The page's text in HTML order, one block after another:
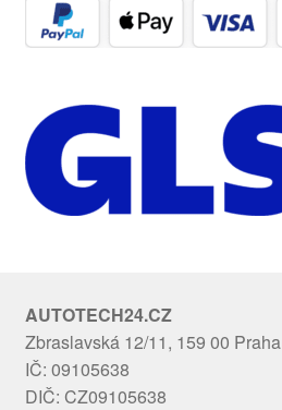
AUTOTECH24.CZ
Zbraslavská 12/11, 159 00 Praha
IČ: 09105638
DIČ: CZ09105638